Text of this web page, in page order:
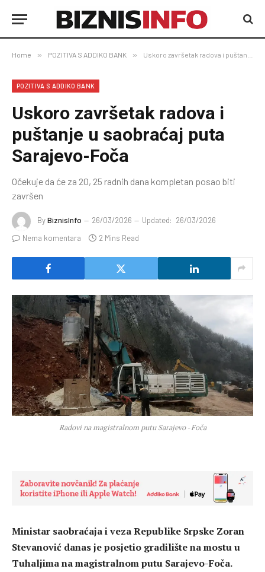
Home » POZITIVA S ADDIKO BANK » Uskoro završetak radova i puštanje u saobraćaj puta Sarajevo-Foča
POZITIVA S ADDIKO BANK
Uskoro završetak radova i
puštanje u saobraćaj puta
Sarajevo-Foča
Očekuje da će za 20, 25 radnih dana kompletan posao biti
završen
ByBiznisInfo 26/03/2026 Updated: 26/03/2026
Nema komentara
2 Mins Read
Radovi na magistralnom putu Sarajevo - Foča
Ministar saobraćaja i veza Republike Srpske Zoran
Stevanović danas je posjetio gradilište na mostu u
Tuhaljima na magistralnom putu Sarajevo-Foča.